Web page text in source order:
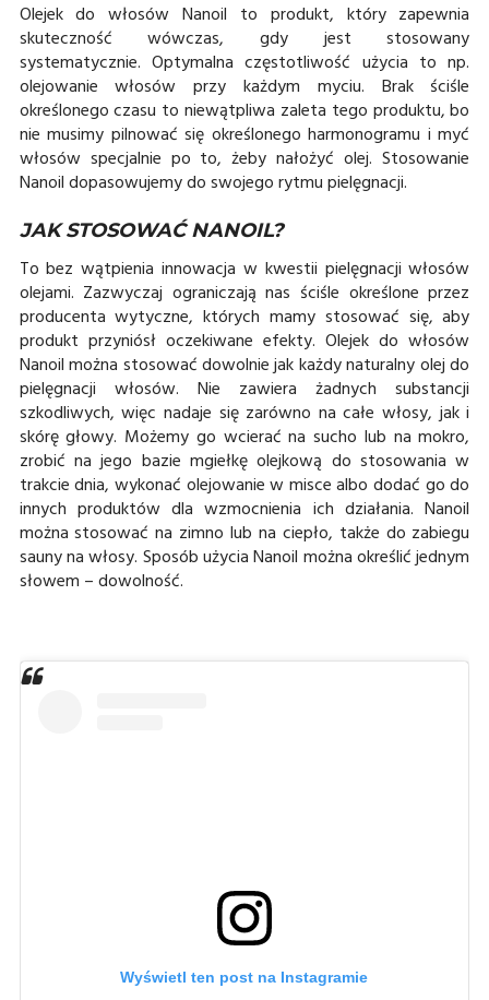
Olejek do włosów Nanoil to produkt, który zapewnia
skuteczność wówczas, gdy jest stosowany
systematycznie. Optymalna częstotliwość użycia to np.
olejowanie włosów przy każdym myciu. Brak ściśle
określonego czasu to niewątpliwa zaleta tego produktu, bo
nie musimy pilnować się określonego harmonogramu i myć
włosów specjalnie po to, żeby nałożyć olej. Stosowanie
Nanoil dopasowujemy do swojego rytmu pielęgnacji.
JAK STOSOWAĆ NANOIL?
To bez wątpienia innowacja w kwestii pielęgnacji włosów
olejami. Zazwyczaj ograniczają nas ściśle określone przez
producenta wytyczne, których mamy stosować się, aby
produkt przyniósł oczekiwane efekty. Olejek do włosów
Nanoil można stosować dowolnie jak każdy naturalny olej do
pielęgnacji włosów. Nie zawiera żadnych substancji
szkodliwych, więc nadaje się zarówno na całe włosy, jak i
skórę głowy. Możemy go wcierać na sucho lub na mokro,
zrobić na jego bazie mgiełkę olejkową do stosowania w
trakcie dnia, wykonać olejowanie w misce albo dodać go do
innych produktów dla wzmocnienia ich działania. Nanoil
można stosować na zimno lub na ciepło, także do zabiegu
sauny na włosy. Sposób użycia Nanoil można określić jednym
słowem – dowolność.
Wyświetl ten post na Instagramie